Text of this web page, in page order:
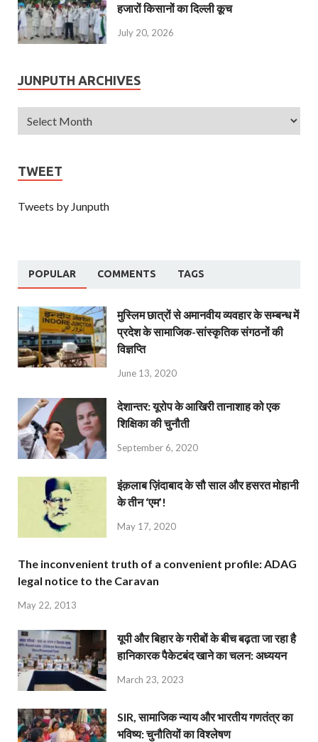
हजारों किसानों का दिल्ली कूच
July 20, 2026
JUNPUTH ARCHIVES
TWEET
Tweets by Junputh
POPULAR COMMENTS TAGS
मुस्लिम छात्रों से अमानवीय व्यवहार के सम्बन्ध में
प्रदेश के सामाजिक-सांस्कृतिक संगठनों की
विज्ञप्ति
June 13, 2020
देशान्‍तर: यूरोप के आखिरी तानाशाह को एक
शिक्षिका की चुनौती
September 6, 2020
इंक़लाब ज़िंदाबाद के सौ साल और हसरत मोहानी
के तीन ‘एम’!
May 17, 2020
The inconvenient truth of a convenient profile: ADAG
legal notice to the Caravan
May 22, 2013
यूपी और बिहार के गरीबों के बीच बढ़ता जा रहा है
हानिकारक पैकेटबंद खाने का चलन: अध्ययन
March 23, 2023
SIR, सामाजिक न्याय और भारतीय गणतंत्र का
भविष्य: चुनौतियों का विश्लेषण